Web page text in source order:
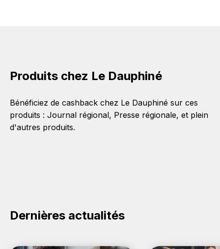
Produits chez Le Dauphiné
Bénéficiez de cashback chez Le Dauphiné sur ces
produits : Journal régional, Presse régionale, et plein
d'autres produits.
Dernières actualités